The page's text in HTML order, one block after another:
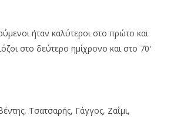
ήταν καλύτεροι στο πρώτο και
στο δεύτερο ημίχρονο και στο 70′
Τσατσαρής, Γάγγος, Ζαΐμι,